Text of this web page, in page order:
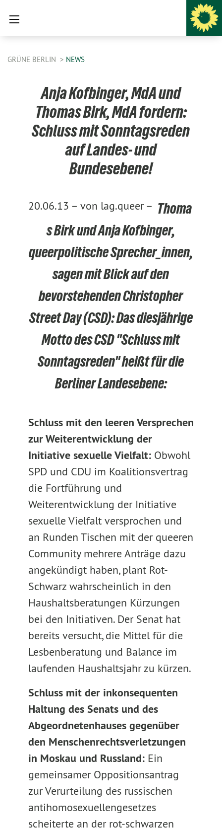
GRÜNE BERLIN NEWS
Anja Kofbinger, MdA und
Thomas Birk, MdA fordern:
Schluss mit Sonntagsreden
auf Landes- und
Bundesebene!
20.06.13 – von lag.queer – Thoma
s Birk und Anja Kofbinger,
queerpolitische Sprecher_innen,
sagen mit Blick auf den
bevorstehenden Christopher
Street Day (CSD): Das diesjährige
Motto des CSD "Schluss mit
Sonntagsreden" heißt für die
Berliner Landesebene:
Schluss mit den leeren Versprechen
zur Weiterentwicklung der
Initiative sexuelle Vielfalt:Obwohl
SPD und CDU im Koalitionsvertrag
die Fortführung und
Weiterentwicklung der Initiative
sexuelle Vielfalt versprochen und
an Runden Tischen mit der queeren
Community mehrere Anträge dazu
angekündigt haben, plant Rot-
Schwarz wahrscheinlich in den
Haushaltsberatungen Kürzungen
bei den Initiativen. Der Senat hat
bereits versucht, die Mittel für die
Lesbenberatung und Balance im
laufenden Haushaltsjahr zu kürzen.
Schluss mit der inkonsequenten
Haltung des Senats und des
Abgeordnetenhauses gegenüber
den Menschenrechtsverletzungen
in Moskau und Russland:Ein
gemeinsamer Oppositionsantrag
zur Verurteilung des russischen
antihomosexuellengesetzes
scheiterte an der rot-schwarzen